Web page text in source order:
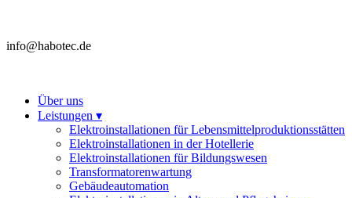
info@habotec.de
Über uns
Leistungen ▾
Elektroinstallationen für Lebensmittelproduktionsstätten
Elektroinstallationen in der Hotellerie
Elektroinstallationen für Bildungswesen
Transformatorenwartung
Gebäudeautomation